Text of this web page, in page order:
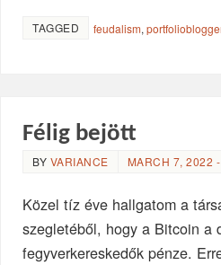
TAGGED feudalism,
Félig bejött
BY VARIANCE MARCH 7, 2022
Közel tíz éve hallgatom a
szegletéből, hogy a Bitcoin a
fegyverkereskedők pénze.